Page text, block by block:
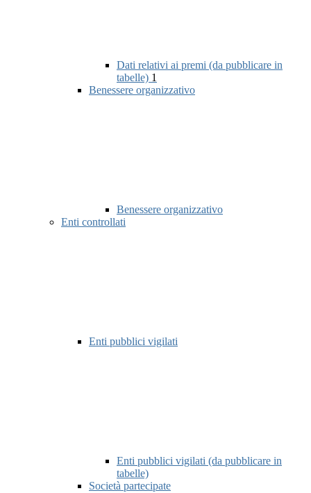
Dati relativi ai premi (da pubblicare in
tabelle) 1
Benessere organizzativo
Benessere organizzativo
Enti controllati
Enti pubblici vigilati
Enti pubblici vigilati (da pubblicare in
tabelle)
Società partecipate